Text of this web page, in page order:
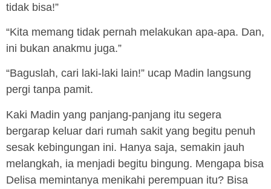
tidak bisa!”
“Kita memang tidak pernah melakukan apa-apa. Dan,
ini bukan anakmu juga.”
“Baguslah, cari laki-laki lain!” ucap Madin langsung
pergi tanpa pamit.
Kaki Madin yang panjang-panjang itu segera
bergarap keluar dari rumah sakit yang begitu penuh
sesak kebingungan ini. Hanya saja, semakin jauh
melangkah, ia menjadi begitu bingung. Mengapa bisa
Delisa memintanya menikahi perempuan itu? Bisa